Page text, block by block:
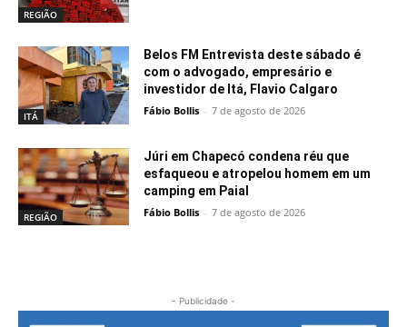
REGIÃO
ITÁ
Belos FM Entrevista deste sábado é
com o advogado, empresário e
investidor de Itá, Flavio Calgaro
Fábio Bollis - 7 de agosto de 2026
REGIÃO
Júri em Chapecó condena réu que
esfaqueou e atropelou homem em um
camping em Paial
Fábio Bollis - 7 de agosto de 2026
- Publicidade -